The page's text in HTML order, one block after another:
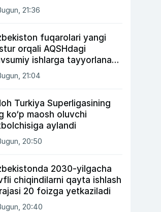
21:36
fuqarolari yangi
orqali AQSHdagi
ishlarga tayyorlanadi
21:04
Turkiya Superligasining
ko‘p maosh oluvchi
aylandi
20:50
2030-yilgacha
chiqindilarni qayta ishlash
20 foizga yetkaziladi
20:40